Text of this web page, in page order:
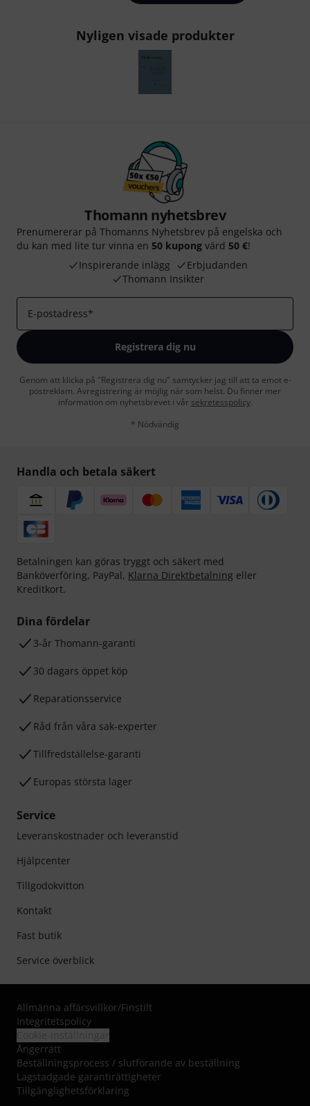
Nyligen visade produkter
Thomann nyhetsbrev
Prenumererar på Thomanns Nyhetsbrev på engelska och
du kan med lite tur vinna en 50 kupong värd 50 €!
Inspirerande inlägg
Erbjudanden
Thomann Insikter
E-postadress*
Registrera dig nu
Genom att klicka på "Registrera dig nu" samtycker jag till att ta emot e-
postreklam. Avregistrering är möjlig när som helst. Du finner mer
information om nyhetsbrevet i vår sekretesspolicy.
* Nödvändig
Handla och betala säkert
Betalningen kan göras tryggt och säkert med
Banköverföring, PayPal, Klarna Direktbetalning eller
Kreditkort.
Dina fördelar
3-år Thomann-garanti
30 dagars öppet köp
Reparationsservice
Råd från våra sak-experter
Tillfredställelse-garanti
Europas största lager
Service
Leveranskostnader och leveranstid
Hjälpcenter
Tillgodokvitton
Kontakt
Fast butik
Service överblick
Allmänna affärsvillkor/Finstilt
Integritetspolicy
Ångerrätt
Beställningsprocess / slutförande av beställning
Lagstadgade garantirättigheter
Tillgänglighetsförklaring